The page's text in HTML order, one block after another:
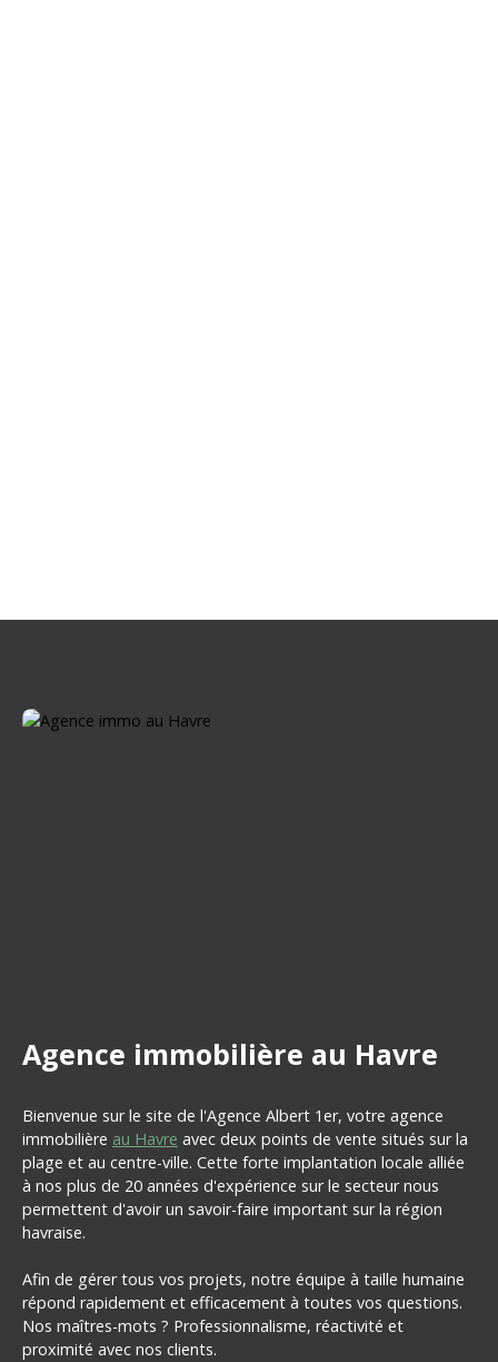
Agence immobilière au Havre
Bienvenue sur le site de l'Agence Albert 1er, votre agence
immobilière au Havre avec deux points de vente situés sur la
plage et au centre-ville. Cette forte implantation locale alliée
à nos plus de 20 années d'expérience sur le secteur nous
permettent d'avoir un savoir-faire important sur la région
havraise.
Afin de gérer tous vos projets, notre équipe à taille humaine
répond rapidement et efficacement à toutes vos questions.
Nos maîtres-mots ? Professionnalisme, réactivité et
proximité avec nos clients.